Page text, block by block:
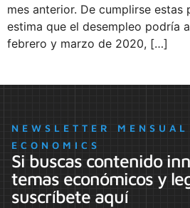
mes anterior. De cumplirse estas
estima que el desempleo podría
febrero y marzo de 2020, […]
NEWSLETTER
ECONOMICS
Si buscas contenido
temas económicos y
suscríbete aquí